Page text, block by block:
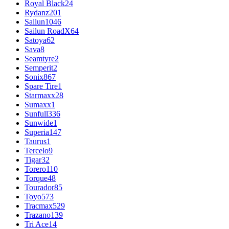
Royal Black24
Rydanz201
Sailun1046
Sailun RoadX64
Satoya62
Sava8
Seamtyre2
Semperit2
Sonix867
Spare Tire1
Starmaxx28
Sumaxx1
Sunfull336
Sunwide1
Superia147
Taurus1
Tercelo9
Tigar32
Torero110
Torque48
Tourador85
Toyo573
Tracmax529
Trazano139
Tri Ace14